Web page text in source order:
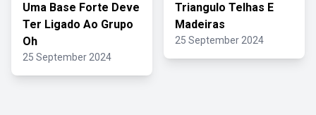
Uma Base Forte Deve
Ter Ligado Ao Grupo
Oh
25 September 2024
Triangulo Telhas E
Madeiras
25 September 2024